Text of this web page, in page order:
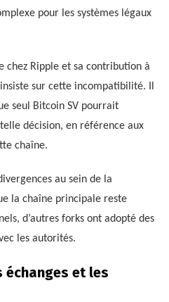
pour les systèmes légaux
chez Ripple et sa contribution à
sur cette incompatibilité. Il
seul Bitcoin SV pourrait
décision, en référence aux
chaîne.
au sein de la
la chaîne principale reste
d’autres forks ont adopté des
les autorités.
et les